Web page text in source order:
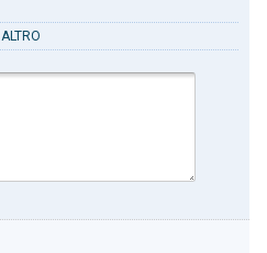
ALTRO